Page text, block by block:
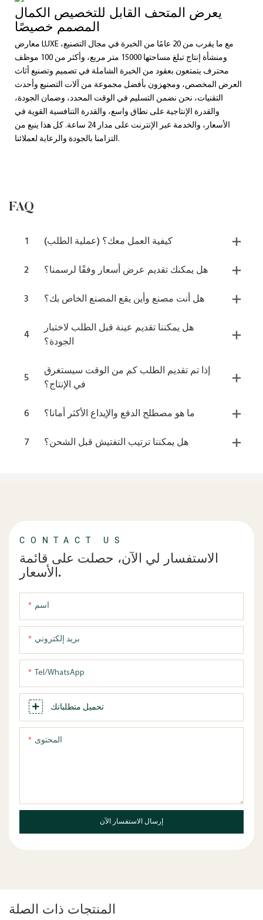
يعرض المتحف القابل للتخصيص الكمال
المصمم خصيصًا
معارض LUXE مع ما يقرب من 20 عامًا من الخبرة في مجال التصنيع،
ومنشأة إنتاج تبلغ مساحتها 15000 متر مربع، وأكثر من 100 موظف
محترف يتمتعون بعقود من الخبرة الشاملة في تصميم وتصنيع أثاث
العرض المخصص، ومجهزون بأفضل مجموعة من آلات التصنيع وأحدث
التقنيات، نحن نضمن التسليم في الوقت المحدد، وضمان الجودة،
والقدرة الإنتاجية على نطاق واسع، والقدرة التنافسية القوية في
الأسعار، والخدمة عبر الإنترنت على مدار 24 ساعة. كل هذا ينبع من
التزامنا بالجودة والرعاية لعملائنا.
FAQ
1
كيفية العمل معك؟ (عملية الطلب)
2
هل يمكنك تقديم عرض أسعار وفقًا لرسمنا؟
3
هل أنت مصنع وأين يقع المصنع الخاص بك؟
4
هل يمكننا تقديم عينة قبل الطلب لاختبار
الجودة؟
5
إذا تم تقديم الطلب كم من الوقت سيستغرق
في الإنتاج؟
6
ما هو مصطلح الدفع والإيداع الأكثر أمانا؟
7
هل يمكننا ترتيب التفتيش قبل الشحن؟
CONTACT US
الاستفسار لي الآن، حصلت على قائمة
الأسعار.
اسم
بريد إلكتروني
Tel/WhatsApp
تحميل متطلباتك
المحتوى
إرسال الاستفسار الآن
المنتجات ذات الصلة